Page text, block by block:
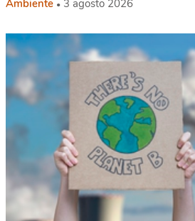
Ambiente 3 agosto 2026